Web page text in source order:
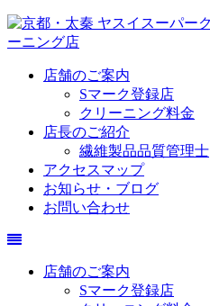
店舗のご案内
Sマーク登録店
クリーニング料金
店長のご紹介
繊維製品品質管理士
アクセスマップ
お知らせ・ブログ
お問い合わせ
店舗のご案内
Sマーク登録店